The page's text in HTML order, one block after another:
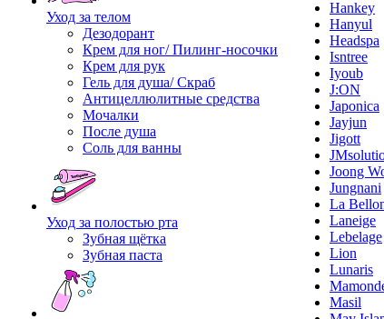
Уход за телом
Дезодорант
Крем для ног/ Пилинг-носочки
Крем для рук
Гель для душа/ Скраб
Антицеллюлитные средства
Мочалки
После душа
Соль для ванны
Уход за полостью рта
Зубная щётка
Зубная паста
Hankey
Hanyul
Headspa
Isntree
Iyoub
J:ON
Japonica
Jayjun
Jigott
Joong
Jungnani
La
Laneige
Lebelage
Lion
Lunaris
Masil